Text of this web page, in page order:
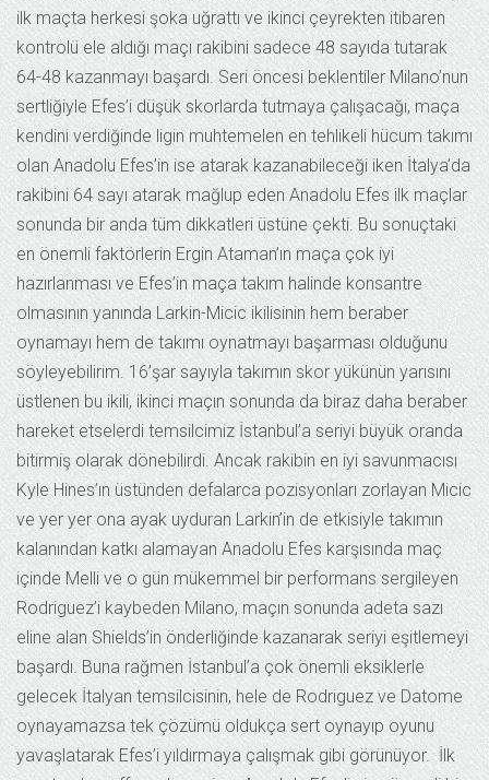
ilk maçta herkesi şoka uğrattı ve ikinci çeyrekten itibaren
kontrolü ele aldığı maçı rakibini sadece 48 sayıda tutarak
64-48 kazanmayı başardı. Seri öncesi beklentiler Milano’nun
sertliğiyle Efes’i düşük skorlarda tutmaya çalışacağı, maça
kendini verdiğinde ligin muhtemelen en tehlikeli hücum takımı
olan Anadolu Efes’in ise atarak kazanabileceği iken İtalya’da
rakibini 64 sayı atarak mağlup eden Anadolu Efes ilk maçlar
sonunda bir anda tüm dikkatleri üstüne çekti. Bu sonuçtaki
en önemli faktörlerin Ergin Ataman’ın maça çok iyi
hazırlanması ve Efes’in maça takım halinde konsantre
olmasının yanında Larkin-Micic ikilisinin hem beraber
oynamayı hem de takımı oynatmayı başarması olduğunu
söyleyebilirim. 16’şar sayıyla takımın skor yükünün yarısını
üstlenen bu ikili, ikinci maçın sonunda da biraz daha beraber
hareket etselerdi temsilcimiz İstanbul’a seriyi büyük oranda
bitirmiş olarak dönebilirdi. Ancak rakibin en iyi savunmacısı
Kyle Hines’ın üstünden defalarca pozisyonları zorlayan Micic
ve yer yer ona ayak uyduran Larkin’in de etkisiyle takımın
kalanından katkı alamayan Anadolu Efes karşısında maç
içinde Melli ve o gün mükemmel bir performans sergileyen
Rodriguez’i kaybeden Milano, maçın sonunda adeta sazı
eline alan Shields’in önderliğinde kazanarak seriyi eşitlemeyi
başardı. Buna rağmen İstanbul’a çok önemli eksiklerle
gelecek İtalyan temsilcisinin, hele de Rodriguez ve Datome
oynayamazsa tek çözümü oldukça sert oynayıp oyunu
yavaşlatarak Efes’i yıldırmaya çalışmak gibi görünüyor. İlk